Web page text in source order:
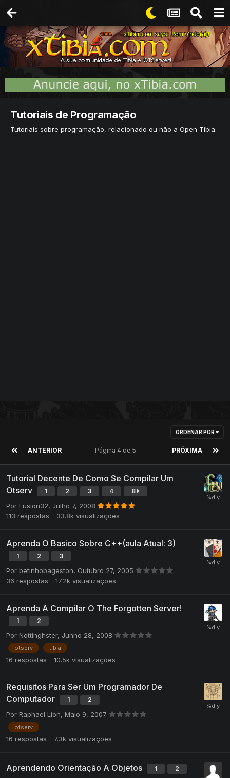
Tutoriais de Programação
Tutoriais sobre programação, relacionado ou não a Open Tibia.
ORDENAR POR
ANTERIOR PRÓXIMA
Página 4 de 5
Tutorial Decente De Como Se Compilar Um
Otserv
1 2 3 4 8
Por Fusion32, Julho 7, 2008
113 respostas 33.8k visualizações
Aprenda O Basico Sobre C++(aula Atual: 3)
1 2 3
Por betinhobageston, Outubro 27, 2005
36 respostas 17.2k visualizações
Aprenda A Compilar O The Forgotten Server!
1 2
Por Nottinghster, Junho 28, 2008
otserv tibia
16 respostas 10.5k visualizações
Requisitos Para Ser Um Programador De
Computador
1 2
Por Raphael Lion, Maio 9, 2007
otserv
16 respostas 7.3k visualizações
Aprendendo Orientação A Objetos 1 2